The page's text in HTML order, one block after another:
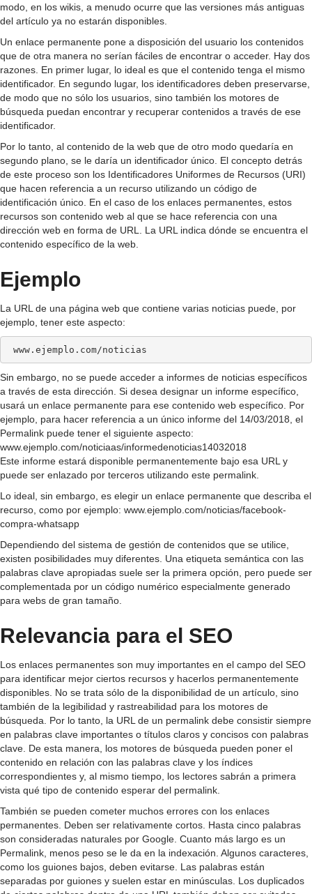
modo, en los wikis, a menudo ocurre que las versiones más antiguas
del artículo ya no estarán disponibles.
Un enlace permanente pone a disposición del usuario los contenidos
que de otra manera no serían fáciles de encontrar o acceder. Hay dos
razones. En primer lugar, lo ideal es que el contenido tenga el mismo
identificador. En segundo lugar, los identificadores deben preservarse,
de modo que no sólo los usuarios, sino también los motores de
búsqueda puedan encontrar y recuperar contenidos a través de ese
identificador.
Por lo tanto, al contenido de la web que de otro modo quedaría en
segundo plano, se le daría un identificador único. El concepto detrás
de este proceso son los Identificadores Uniformes de Recursos (URI)
que hacen referencia a un recurso utilizando un código de
identificación único. En el caso de los enlaces permanentes, estos
recursos son contenido web al que se hace referencia con una
dirección web en forma de URL. La URL indica dónde se encuentra el
contenido específico de la web.
Ejemplo
La URL de una página web que contiene varias noticias puede, por
ejemplo, tener este aspecto:
Sin embargo, no se puede acceder a informes de noticias específicos
a través de esta dirección. Si desea designar un informe específico,
usará un enlace permanente para ese contenido web específico. Por
ejemplo, para hacer referencia a un único informe del 14/03/2018, el
Permalink puede tener el siguiente aspecto:
www.ejemplo.com/noticiaas/informedenoticias14032018
Este informe estará disponible permanentemente bajo esa URL y
puede ser enlazado por terceros utilizando este permalink.
Lo ideal, sin embargo, es elegir un enlace permanente que describa el
recurso, como por ejemplo: www.ejemplo.com/noticias/facebook-
compra-whatsapp
Dependiendo del sistema de gestión de contenidos que se utilice,
existen posibilidades muy diferentes. Una etiqueta semántica con las
palabras clave apropiadas suele ser la primera opción, pero puede ser
complementada por un código numérico especialmente generado
para webs de gran tamaño.
Relevancia para el SEO
Los enlaces permanentes son muy importantes en el campo del SEO
para identificar mejor ciertos recursos y hacerlos permanentemente
disponibles. No se trata sólo de la disponibilidad de un artículo, sino
también de la legibilidad y rastreabilidad para los motores de
búsqueda. Por lo tanto, la URL de un permalink debe consistir siempre
en palabras clave importantes o títulos claros y concisos con palabras
clave. De esta manera, los motores de búsqueda pueden poner el
contenido en relación con las palabras clave y los índices
correspondientes y, al mismo tiempo, los lectores sabrán a primera
vista qué tipo de contenido esperar del permalink.
También se pueden cometer muchos errores con los enlaces
permanentes. Deben ser relativamente cortos. Hasta cinco palabras
son consideradas naturales por Google. Cuanto más largo es un
Permalink, menos peso se le da en la indexación. Algunos caracteres,
como los guiones bajos, deben evitarse. Las palabras están
separadas por guiones y suelen estar en minúsculas. Los duplicados